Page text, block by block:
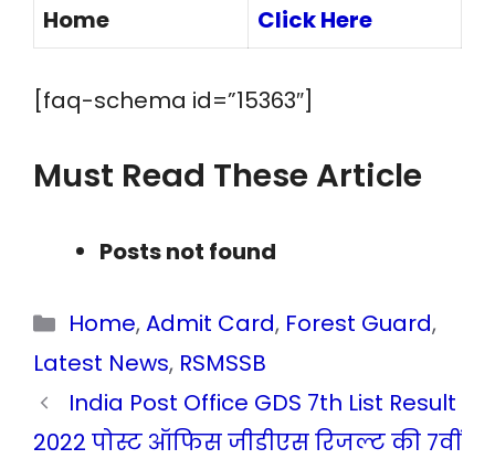
Home
Click Here
[faq-schema id=”15363″]
Must Read These Article
Posts not found
Categories
Home,Admit Card, Forest Guard,
Latest News, RSMSSB
India Post Office GDS 7th List Result
2022 पोस्ट ऑफिस जीडीएस रिजल्ट की 7वीं